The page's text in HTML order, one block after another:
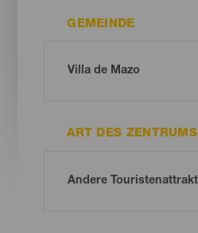
GEMEINDE
ART DES ZENTRUMS